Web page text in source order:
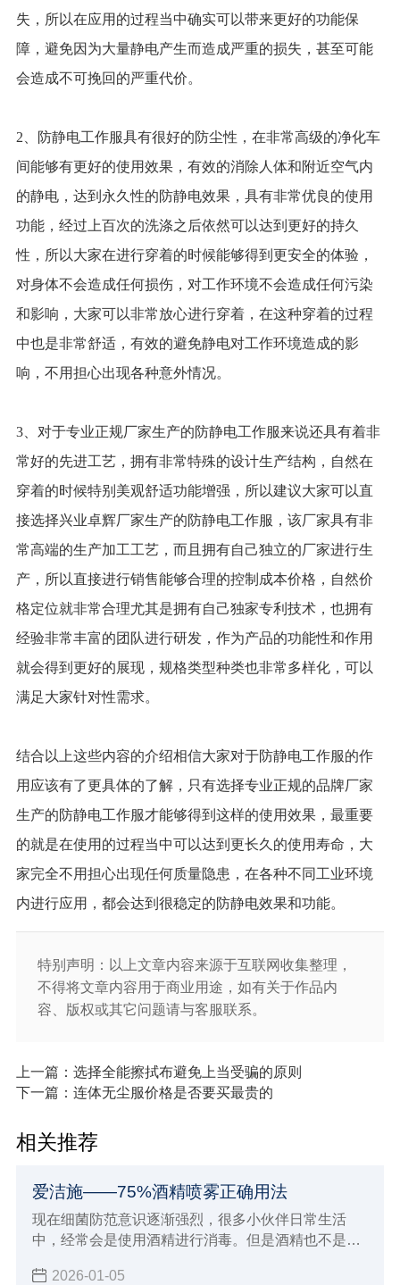
失，所以在应用的过程当中确实可以带来更好的功能保
障，避免因为大量静电产生而造成严重的损失，甚至可能
会造成不可挽回的严重代价。
2、防静电工作服具有很好的防尘性，在非常高级的净化车
间能够有更好的使用效果，有效的消除人体和附近空气内
的静电，达到永久性的防静电效果，具有非常优良的使用
功能，经过上百次的洗涤之后依然可以达到更好的持久
性，所以大家在进行穿着的时候能够得到更安全的体验，
对身体不会造成任何损伤，对工作环境不会造成任何污染
和影响，大家可以非常放心进行穿着，在这种穿着的过程
中也是非常舒适，有效的避免静电对工作环境造成的影
响，不用担心出现各种意外情况。
3、对于专业正规厂家生产的防静电工作服来说还具有着非
常好的先进工艺，拥有非常特殊的设计生产结构，自然在
穿着的时候特别美观舒适功能增强，所以建议大家可以直
接选择兴业卓辉厂家生产的防静电工作服，该厂家具有非
常高端的生产加工工艺，而且拥有自己独立的厂家进行生
产，所以直接进行销售能够合理的控制成本价格，自然价
格定位就非常合理尤其是拥有自己独家专利技术，也拥有
经验非常丰富的团队进行研发，作为产品的功能性和作用
就会得到更好的展现，规格类型种类也非常多样化，可以
满足大家针对性需求。
结合以上这些内容的介绍相信大家对于防静电工作服的作
用应该有了更具体的了解，只有选择专业正规的品牌厂家
生产的防静电工作服才能够得到这样的使用效果，最重要
的就是在使用的过程当中可以达到更长久的使用寿命，大
家完全不用担心出现任何质量隐患，在各种不同工业环境
内进行应用，都会达到很稳定的防静电效果和功能。
特别声明：以上文章内容来源于互联网收集整理，
不得将文章内容用于商业用途，如有关于作品内
容、版权或其它问题请与客服联系。
上一篇：选择全能擦拭布避免上当受骗的原则
下一篇：连体无尘服价格是否要买最贵的
相关推荐
爱洁施——75%酒精喷雾正确用法
现在细菌防范意识逐渐强烈，很多小伙伴日常生活
中，经常会是使用酒精进行消毒。但是酒精也不是随
喷雾正确用，了解正确的使用领域，也可以对照一下
2026-01-05